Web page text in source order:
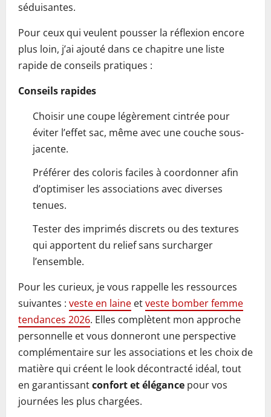
séduisantes.
Pour ceux qui veulent pousser la réflexion encore
plus loin, j’ai ajouté dans ce chapitre une liste
rapide de conseils pratiques :
Conseils rapides
Choisir une coupe légèrement cintrée pour
éviter l’effet sac, même avec une couche sous-
jacente.
Préférer des coloris faciles à coordonner afin
d’optimiser les associations avec diverses
tenues.
Tester des imprimés discrets ou des textures
qui apportent du relief sans surcharger
l’ensemble.
Pour les curieux, je vous rappelle les ressources
suivantes : veste en laine etveste bomber femme
tendances 2026. Elles complètent mon approche
personnelle et vous donneront une perspective
complémentaire sur les associations et les choix de
matière qui créent le look décontracté idéal, tout
en garantissantconfort et élégance pour vos
journées les plus chargées.